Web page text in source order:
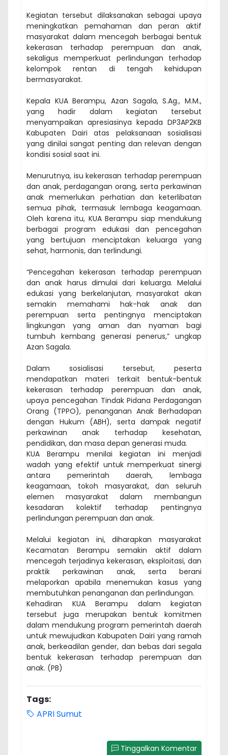
Kegiatan tersebut dilaksanakan sebagai upaya
meningkatkan pemahaman dan peran aktif
masyarakat dalam mencegah berbagai bentuk
kekerasan terhadap perempuan dan anak,
sekaligus memperkuat perlindungan terhadap
kelompok rentan di tengah kehidupan
bermasyarakat.
Kepala KUA Berampu, Azan Sagala, S.Ag., M.M.,
yang hadir dalam kegiatan tersebut
menyampaikan apresiasinya kepada DP3AP2KB
Kabupaten Dairi atas pelaksanaan sosialisasi
yang dinilai sangat penting dan relevan dengan
kondisi sosial saat ini.
Menurutnya, isu kekerasan terhadap perempuan
dan anak, perdagangan orang, serta perkawinan
anak memerlukan perhatian dan keterlibatan
semua pihak, termasuk lembaga keagamaan.
Oleh karena itu, KUA Berampu siap mendukung
berbagai program edukasi dan pencegahan
yang bertujuan menciptakan keluarga yang
sehat, harmonis, dan terlindungi.
“Pencegahan kekerasan terhadap perempuan
dan anak harus dimulai dari keluarga. Melalui
edukasi yang berkelanjutan, masyarakat akan
semakin memahami hak-hak anak dan
perempuan serta pentingnya menciptakan
lingkungan yang aman dan nyaman bagi
tumbuh kembang generasi penerus,” ungkap
Azan Sagala.
Dalam sosialisasi tersebut, peserta
mendapatkan materi terkait bentuk-bentuk
kekerasan terhadap perempuan dan anak,
upaya pencegahan Tindak Pidana Perdagangan
Orang (TPPO), penanganan Anak Berhadapan
dengan Hukum (ABH), serta dampak negatif
perkawinan anak terhadap kesehatan,
pendidikan, dan masa depan generasi muda.
KUA Berampu menilai kegiatan ini menjadi
wadah yang efektif untuk memperkuat sinergi
antara pemerintah daerah, lembaga
keagamaan, tokoh masyarakat, dan seluruh
elemen masyarakat dalam membangun
kesadaran kolektif terhadap pentingnya
perlindungan perempuan dan anak.
Melalui kegiatan ini, diharapkan masyarakat
Kecamatan Berampu semakin aktif dalam
mencegah terjadinya kekerasan, eksploitasi, dan
praktik perkawinan anak, serta berani
melaporkan apabila menemukan kasus yang
membutuhkan penanganan dan perlindungan.
Kehadiran KUA Berampu dalam kegiatan
tersebut juga merupakan bentuk komitmen
dalam mendukung program pemerintah daerah
untuk mewujudkan Kabupaten Dairi yang ramah
anak, berkeadilan gender, dan bebas dari segala
bentuk kekerasan terhadap perempuan dan
anak. (PB)
Tags:
APRI Sumut
Tinggalkan Komentar